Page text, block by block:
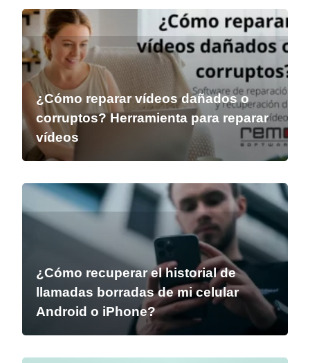
¿Cómo reparar vídeos dañados o
corruptos? Herramienta para reparar
vídeos
¿Cómo recuperar el historial de
llamadas borradas de mi celular
Android o iPhone?